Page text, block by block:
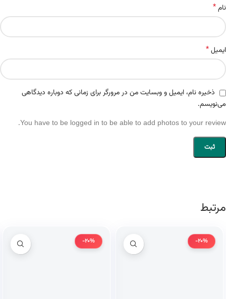
نام*
ایمیل*
ذخیره نام، ایمیل و وبسایت من در مرورگر برای زمانی که دوباره دیدگاهی
می‌نویسم.
You have to be logged in to be able to add photos to your review.
مرتبط
-20%
-20%